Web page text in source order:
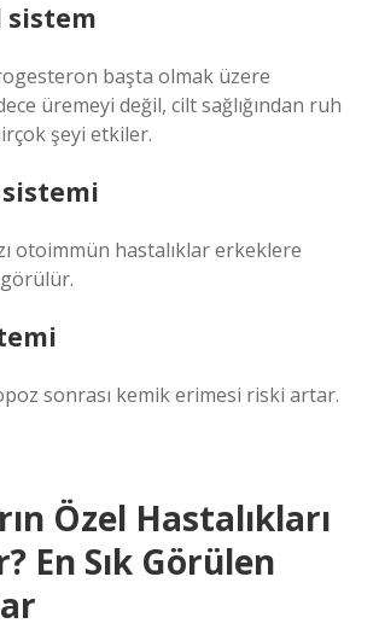
sistem
başta olmak üzere
üremeyi değil, cilt sağlığından ruh
şeyi etkiler.
sistemi
otoimmün hastalıklar erkeklere
sonrası kemik erimesi riski artar.
Özel Hastalıkları
En Sık Görülen